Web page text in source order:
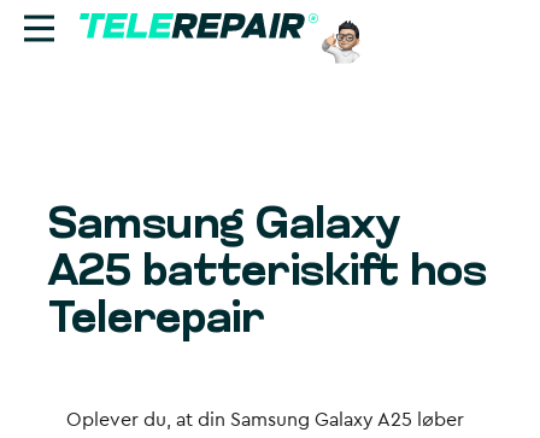
Find butik
Erhverv
Samsung Galaxy
A25 batteriskift hos
Telerepair
Oplever du, at din Samsung Galaxy A25 løber